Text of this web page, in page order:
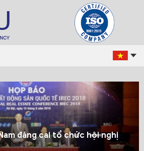
đăng cai tổ chức hội nghị